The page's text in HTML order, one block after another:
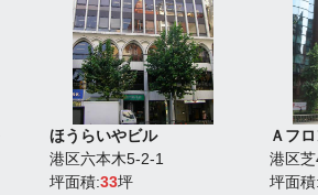
ほうらいやビル
港区六本木5-2-1
坪面積:33坪
Ａフ
港区
坪面積: